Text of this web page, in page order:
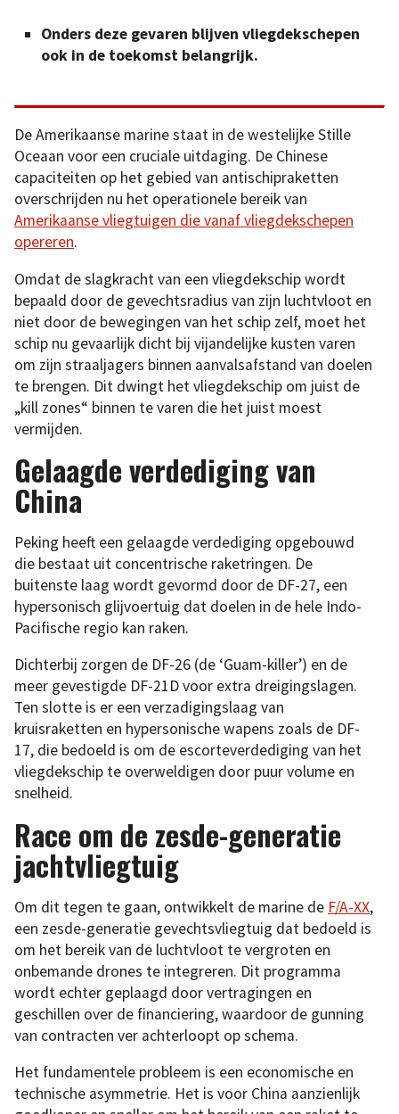
Onders deze gevaren blijven vliegdekschepen
ook in de toekomst belangrijk.
De Amerikaanse marine staat in de westelijke Stille
Oceaan voor een cruciale uitdaging. De Chinese
capaciteiten op het gebied van antischipraketten
overschrijden nu het operationele bereik van
Amerikaanse vliegtuigen die vanaf vliegdekschepen
opereren.
Omdat de slagkracht van een vliegdekschip wordt
bepaald door de gevechtsradius van zijn luchtvloot en
niet door de bewegingen van het schip zelf, moet het
schip nu gevaarlijk dicht bij vijandelijke kusten varen
om zijn straaljagers binnen aanvalsafstand van doelen
te brengen. Dit dwingt het vliegdekschip om juist de
„kill zones“ binnen te varen die het juist moest
vermijden.
Gelaagde verdediging van
China
Peking heeft een gelaagde verdediging opgebouwd
die bestaat uit concentrische raketringen. De
buitenste laag wordt gevormd door de DF-27, een
hypersonisch glijvoertuig dat doelen in de hele Indo-
Pacifische regio kan raken.
Dichterbij zorgen de DF-26 (de ‘Guam-killer’) en de
meer gevestigde DF-21D voor extra dreigingslagen.
Ten slotte is er een verzadigingslaag van
kruisraketten en hypersonische wapens zoals de DF-
17, die bedoeld is om de escorteverdediging van het
vliegdekschip te overweldigen door puur volume en
snelheid.
Race om de zesde-generatie
jachtvliegtuig
Om dit tegen te gaan, ontwikkelt de marine de F/A-XX,
een zesde-generatie gevechtsvliegtuig dat bedoeld is
om het bereik van de luchtvloot te vergroten en
onbemande drones te integreren. Dit programma
wordt echter geplaagd door vertragingen en
geschillen over de financiering, waardoor de gunning
van contracten ver achterloopt op schema.
Het fundamentele probleem is een economische en
technische asymmetrie. Het is voor China aanzienlijk